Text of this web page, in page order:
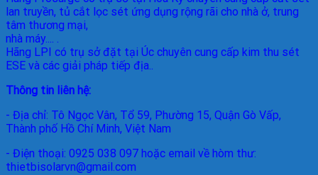
lan truyền, tủ cắt lọc sét ứng dụng rộng rãi cho nhà ở, trung
tâm thương mại,
nhà máy.... .
Hãng LPI có trụ sở đặt tại Úc chuyên cung cấp kim thu sét
ESE và các giải pháp tiếp địa..
Thông tin liên hệ:
- Địa chỉ: Tô Ngọc Vân, Tổ 59, Phường 15, Quận Gò Vấp,
Thành phố Hồ Chí Minh, Việt Nam
- Điện thoại: 0925 038 097 hoặc email về hòm thư:
thietbisolarvn@gmail.com